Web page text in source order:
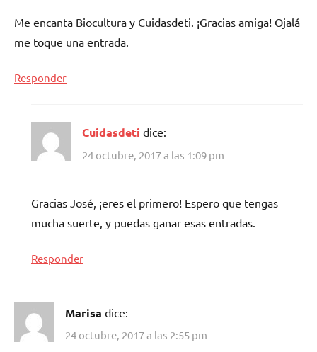
Me encanta Biocultura y Cuidasdeti. ¡Gracias amiga! Ojalá
me toque una entrada.
Responder
Cuidasdeti dice:
24 octubre, 2017 a las 1:09 pm
Gracias José, ¡eres el primero! Espero que tengas
mucha suerte, y puedas ganar esas entradas.
Responder
Marisa dice:
24 octubre, 2017 a las 2:55 pm